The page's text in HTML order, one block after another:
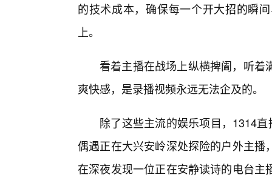
的技术成本，确保每一个开大招的瞬
上。
看着主播在战场上纵横捭阖，听着
爽快感，是录播视频永远无法企及的。
除了这些主流的娱乐项目，1314
偶遇正在大兴安岭深处探险的户外主
在深夜发现一位正在安静读诗的电台